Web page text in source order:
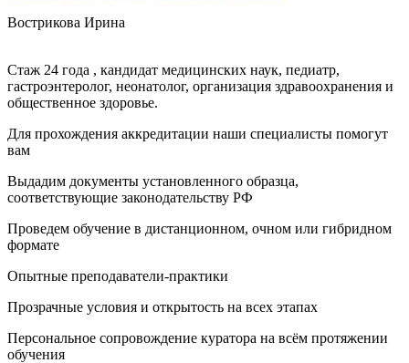
Вострикова Ирина
Стаж 24 года , кандидат медицинских наук, педиатр,
гастроэнтеролог, неонатолог, организация здравоохранения и
общественное здоровье.
Для прохождения аккредитации наши специалисты помогут
вам
Выдадим документы установленного образца,
соответствующие законодательству РФ
Проведем обучение в дистанционном, очном или гибридном
формате
Опытные преподаватели-практики
Прозрачные условия и открытость на всех этапах
Персональное сопровождение куратора на всём протяжении
обучения